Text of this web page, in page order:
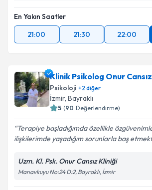
En Yakın Saatler
21:00
21:30 22:00
Klinik Psikolog Onur Cansız
Psikoloji +2 diğer
İzmir, Bayraklı
5 (90 Değerlendirme)
Terapiye başladığımda özellikle
ilişkilerimde yaşadığım sorunlarla baş
Uzm. Kl. Psk. Onur Cansız Kliniği
Manavkuyu No:24 D:2, Bayraklı, İzmir